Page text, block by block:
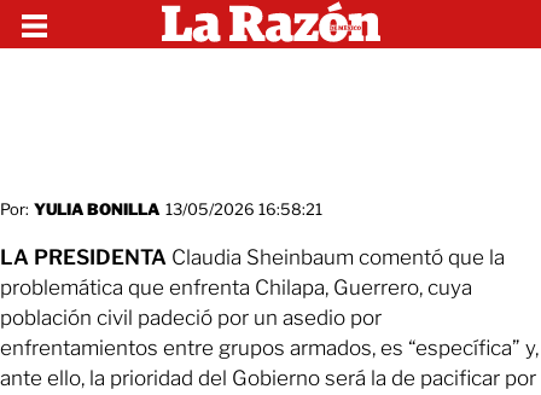
Por: YULIA BONILLA 13/05/2026 16:58:21
LA PRESIDENTA Claudia Sheinbaum comentó que la
problemática que enfrenta Chilapa, Guerrero, cuya
población civil padeció por un asedio por
enfrentamientos entre grupos armados, es “específica” y,
ante ello, la prioridad del Gobierno será la de pacificar por